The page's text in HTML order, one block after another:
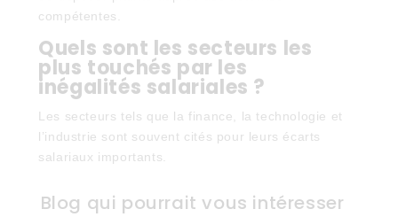
compétentes.
Quels sont les secteurs les
plus touchés par les
inégalités salariales ?
Les secteurs tels que la finance, la technologie et
l’industrie sont souvent cités pour leurs écarts
salariaux importants.
Blog qui pourrait vous intéresser